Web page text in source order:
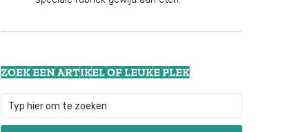
ZOEK EEN ARTIKEL OF LEUKE PLEK